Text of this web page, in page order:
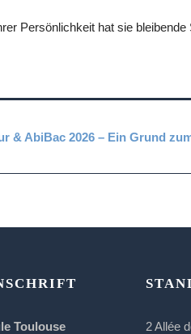
Persönlichkeit hat sie bleibende
& AbiBac 2026 – Ein Grund
Toulouse
2 Allée